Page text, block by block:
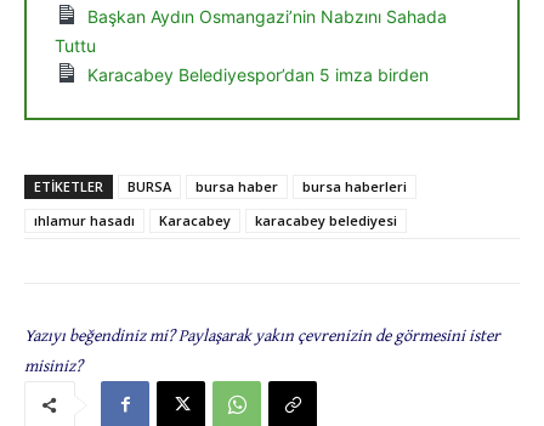
Başkan Aydın Osmangazi’nin Nabzını Sahada
Tuttu
Karacabey Belediyespor’dan 5 imza birden
ETIKETLER BURSA bursa haber
bursa haberleri
ıhlamur hasadı
Karacabey karacabey belediyesi
Yazıyı beğendiniz mi? Paylaşarak yakın çevrenizin de görmesini ister
misiniz?